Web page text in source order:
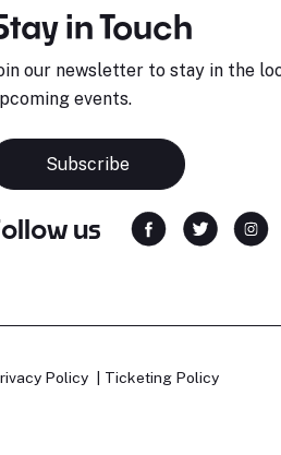
in Touch
our newsletter to stay in the
events.
Subscribe
us
Policy Ticketing Policy